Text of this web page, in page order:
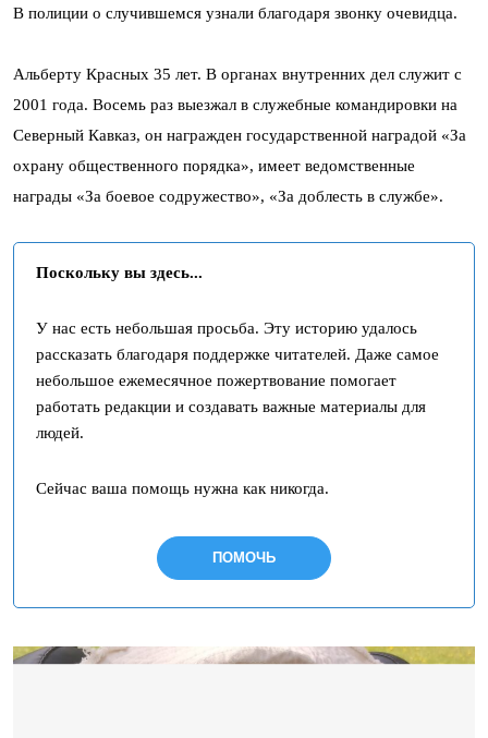
В полиции о случившемся узнали благодаря звонку очевидца.
Альберту Красных 35 лет. В органах внутренних дел служит с
2001 года. Восемь раз выезжал в служебные командировки на
Северный Кавказ, он награжден государственной наградой «За
охрану общественного порядка», имеет ведомственные
награды «За боевое содружество», «За доблесть в службе».
Поскольку вы здесь...
У нас есть небольшая просьба. Эту историю удалось
рассказать благодаря поддержке читателей. Даже самое
небольшое ежемесячное пожертвование помогает
работать редакции и создавать важные материалы для
людей.
Сейчас ваша помощь нужна как никогда.
ПОМОЧЬ